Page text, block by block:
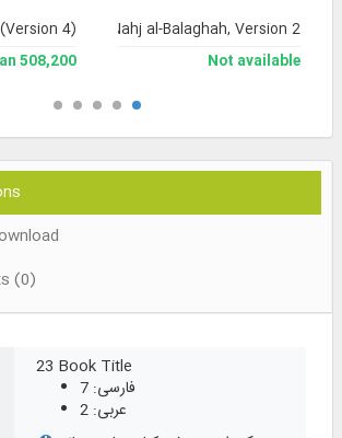
Encyclopedia of Nahj al-Balaghah, Version 2
Not available
4)
508,200 Toman
(0)
23 Book Title
فارسی: 7
عربی: 2